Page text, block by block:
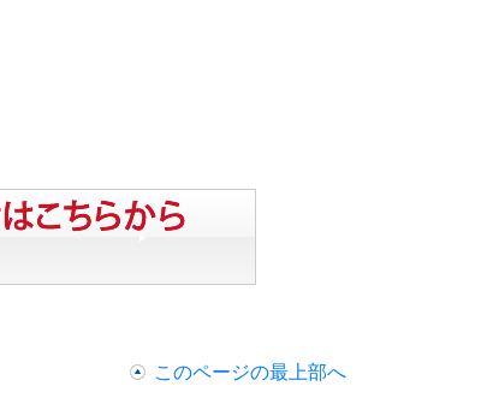
このページの最上部へ